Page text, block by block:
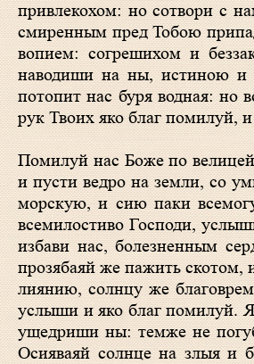
привлекохом: но сотвори с
смиренным пред Тобою
вопием: согрешихом и
наводиши на ны, истиною и
потопит нас буря водная: но
рук Твоих яко благ помилуй, и
Помилуй нас Боже по
и пусти ведро на земли, со
морскую, и сию паки
всемилостиво Господи,
избави нас, болезненным
прозябаяй же пажить скотом,
лиянию, солнцу же
услыши и яко благ помилуй.
ущедриши ны: темже не
Осияваяй солнце на злыя и